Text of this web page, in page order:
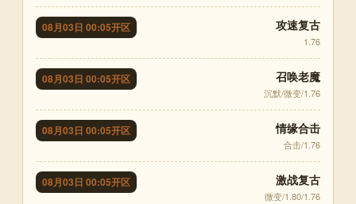
08月03日 00:05开区 攻速复古
1.76
08月03日 00:05开区 召唤老魔
沉默/微变/1.76
08月03日 00:05开区 情缘合击
合击/1.76
08月03日 00:05开区 激战复古
微变/1.80/1.76